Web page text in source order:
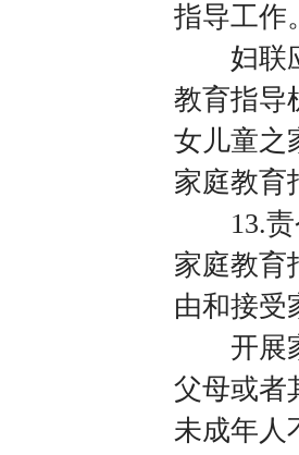
指导工作
妇联应
教育指导
女儿童之
家庭教育
13.
家庭教育
由和接受
开展家
父母或者
未成年人